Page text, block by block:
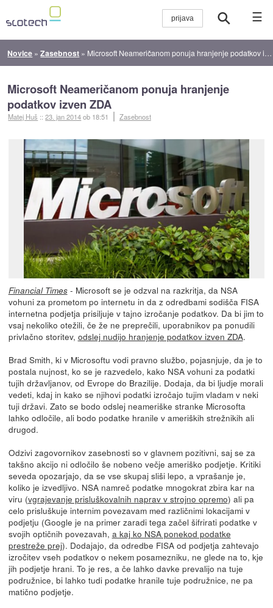
☰
Novice »Zasebnost » Microsoft Neameričanom ponuja hranjenje podatkov izven ZDA
Microsoft Neameričanom ponuja hranjenje
podatkov izven ZDA
Matej Huš ::23. jan 2014ob 18:51 Zasebnost
Financial Times- Microsoft se je odzval na razkritja, da NSA
vohuni za prometom po internetu in da z odredbami sodišča FISA
internetna podjetja prisiljuje v tajno izročanje podatkov. Da bi jim to
vsaj nekoliko otežili, če že ne preprečili, uporabnikov pa ponudili
privlačno storitev, odslej nudijo hranjenje podatkov izven ZDA.
Brad Smith, ki v Microsoftu vodi pravno službo, pojasnjuje, da je to
postala nujnost, ko se je razvedelo, kako NSA vohuni za podatki
tujih državljanov, od Evrope do Brazilije. Dodaja, da bi ljudje morali
vedeti, kdaj in kako se njihovi podatki izročajo tujim vladam v neki
tuji državi. Zato se bodo odslej neameriške stranke Microsofta
lahko odločile, ali bodo podatke hranile v ameriških strežnikih ali
drugod.
Odzivi zagovornikov zasebnosti so v glavnem pozitivni, saj se za
takšno akcijo ni odločilo še nobeno večje ameriško podjetje. Kritiki
seveda opozarjajo, da se vse skupaj sliši lepo, a vprašanje je,
koliko je izvedljivo. NSA namreč podatke mnogokrat zbira kar na
viru (vgrajevanje prisluškovalnih naprav v strojno opremo) ali pa
celo prisluškuje internim povezavam med različnimi lokacijami v
podjetju (Google je na primer zaradi tega začel šifrirati podatke v
svojih optičnih povezavah, a kaj ko NSA ponekod podatke
prestreže prej). Dodajajo, da odredbe FISA od podjetja zahtevajo
izročitev vseh podatkov o nekem posamezniku, ne glede na to, kje
jih podjetje hrani. To je res, a če lahko davke prevalijo na tuje
podružnice, bi lahko tudi podatke hranile tuje podružnice, ne pa
matično podjetje.